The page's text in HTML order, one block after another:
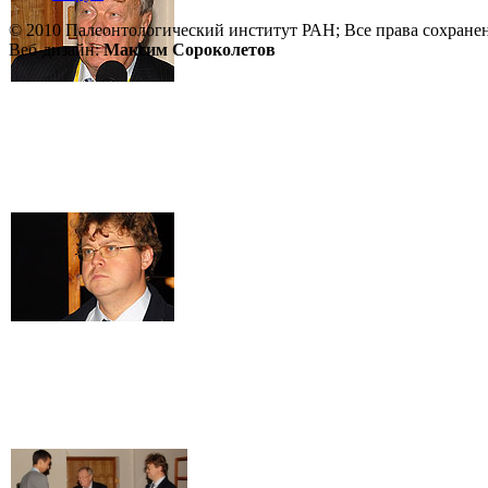
© 2010 Палеонтологический институт РАН; Все права
Веб-дизайн:Максим Сороколетов